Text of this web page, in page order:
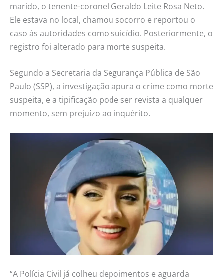
marido, o tenente-coronel Geraldo Leite Rosa Neto.
Ele estava no local, chamou socorro e reportou o
caso às autoridades como suicídio. Posteriormente, o
registro foi alterado para morte suspeita.
Segundo a Secretaria da Segurança Pública de São
Paulo (SSP), a investigação apura o crime como morte
suspeita, e a tipificação pode ser revista a qualquer
momento, sem prejuízo ao inquérito.
“A Polícia Civil já colheu depoimentos e aguarda